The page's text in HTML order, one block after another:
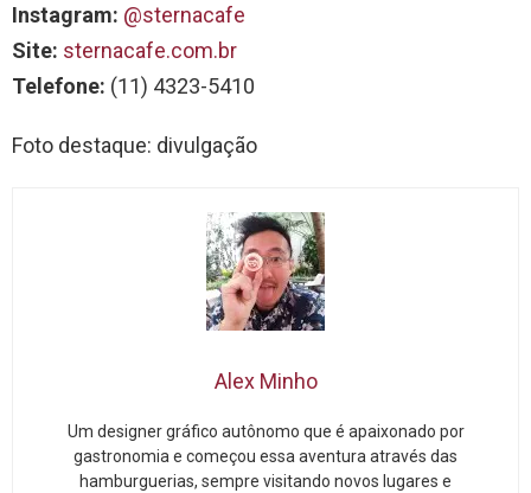
Instagram: @sternacafe
Site: sternacafe.com.br
Telefone: (11) 4323-5410
Foto destaque: divulgação
Alex Minho
Um designer gráfico autônomo que é apaixonado por
gastronomia e começou essa aventura através das
hamburguerias, sempre visitando novos lugares e